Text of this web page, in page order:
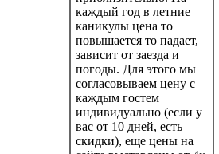
каждый год в летние
каникулы цена то
повышается то падает,
зависит от заезда и
погоды. Для этого мы
согласовываем цену с
каждым гостем
индивидуально (если у
вас от 10 дней, есть
скидки), еще цены на